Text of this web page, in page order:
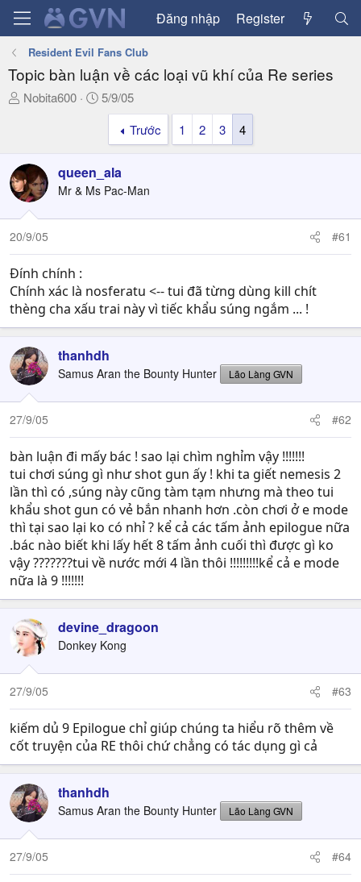
Đăng nhập Register
Resident Evil Fans Club
Topic bàn luận về các loại vũ khí của Re series
T
a
d
s
t
a
t
e
r
Nobita600
N
ử
5/9/05
Trước
1 2 3 4
queen_ala
Mr & Ms Pac-Man
20/9/05 #61
Đính chính :
Chính xác là nosferatu <-- tui đã từng dùng kill chít
thèng cha xấu trai này vì tiếc khẩu súng ngắm ... !
thanhdh
Samus Aran the Bounty Hunter Lão Làng GVN
27/9/05 #62
bàn luận đi mấy bác ! sao lại chìm nghỉm vậy !!!!!!!
tui chơi súng gì như shot gun ấy ! khi ta giết nemesis 2
lần thì có ,súng này cũng tàm tạm nhưng mà theo tui
khẩu shot gun có vẻ bắn nhanh hơn .còn chơi ở e mode
thì tại sao lại ko có nhỉ ? kể cả các tấm ảnh epilogue nữa
.bác nào biết khi lấy hết 8 tấm ảnh cuối thì được gì ko
vậy ???????tui về nước mới 4 lần thôi !!!!!!!!!kể cả e mode
nữa là 9 !!!!!!!
devine_dragoon
Donkey Kong
27/9/05 #63
kiếm dủ 9 Epilogue chỉ giúp chúng ta hiểu rõ thêm về
cốt truyện của RE thôi chứ chẳng có tác dụng gì cả
thanhdh
Samus Aran the Bounty Hunter Lão Làng GVN
27/9/05 #64